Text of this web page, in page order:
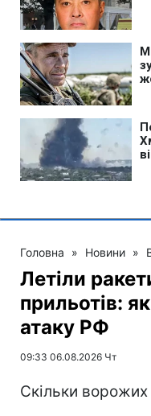
Головна » Новини »
Летіли
прильотів:
атаку РФ
09:33 06.08.2026 Чт
Скільки ворожих